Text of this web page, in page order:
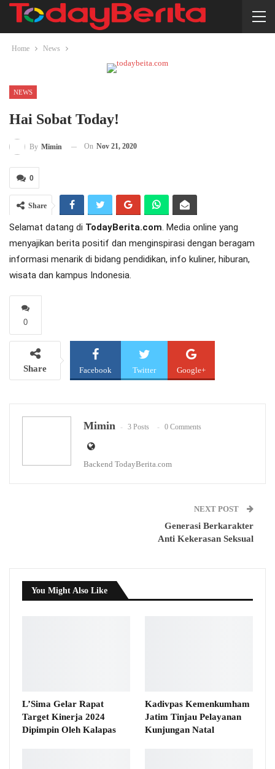
Home News
NEWS
Hai Sobat Today!
By Mimin On Nov 21, 2020
0
Share
Selamat datang di TodayBerita.com. Media online yang
menyajikan berita positif dan menginspirasi dengan beragam
informasi menarik di bidang pendidikan, info kuliner, hiburan,
wisata dan kampus Indonesia.
0
Share Facebook Twitter Google+
Mimin 3 Posts 0 Comments
Backend TodayBerita.com
NEXT POST
Generasi Berkarakter
Anti Kekerasan Seksual
You Might Also Like
L’Sima Gelar Rapat
Target Kinerja 2024
Dipimpin Oleh Kalapas
Kadivpas Kemenkumham
Jatim Tinjau Pelayanan
Kunjungan Natal